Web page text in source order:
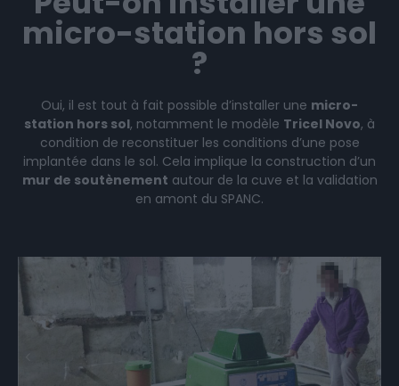
micro-station hors sol
?
Oui, il est tout à fait possible d’installer une micro-
station hors sol, notamment le modèle Tricel Novo, à
condition de reconstituer les conditions d’une pose
implantée dans le sol. Cela implique la construction d’un
mur de soutènement autour de la cuve et la validation
en amont du SPANC.